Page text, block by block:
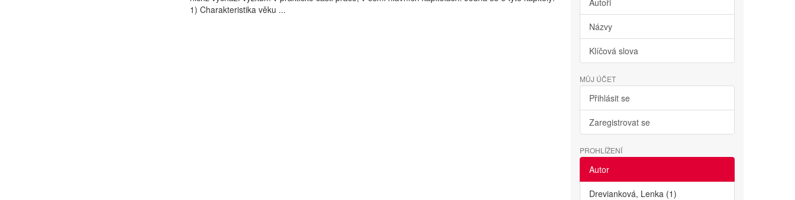
1) Charakteristika věku ...
Autoři
Názvy
Klíčová slova
MŮJ ÚČET
Přihlásit se
Zaregistrovat se
PROHLÍŽENÍ
Autor
Drevianková, Lenka (1)